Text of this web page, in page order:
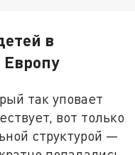
в
Европу
так уповает
вот только
структурой —